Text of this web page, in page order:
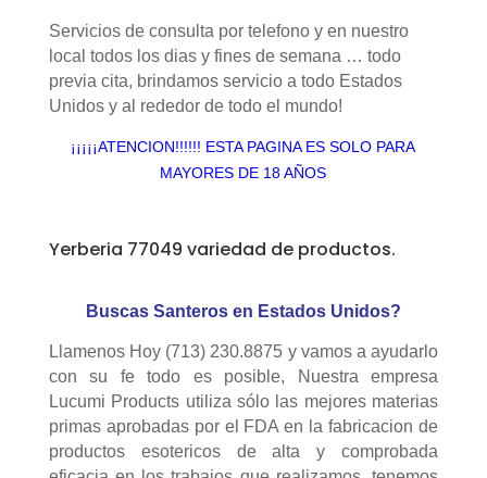
Servicios de consulta por telefono y en nuestro
local todos los dias y fines de semana … todo
previa cita, brindamos servicio a todo Estados
Unidos y al rededor de todo el mundo!
¡¡¡¡¡ATENCION!!!!!! ESTA PAGINA ES SOLO PARA
MAYORES DE 18 AÑOS
Yerberia 77049 variedad de productos.
Buscas Santeros en Estados Unidos?
Llamenos Hoy (713) 230.8875 y vamos a ayudarlo
con su fe todo es posible, Nuestra empresa
Lucumi Products utiliza sólo las mejores materias
primas aprobadas por el FDA en la fabricacion de
productos esotericos de alta y comprobada